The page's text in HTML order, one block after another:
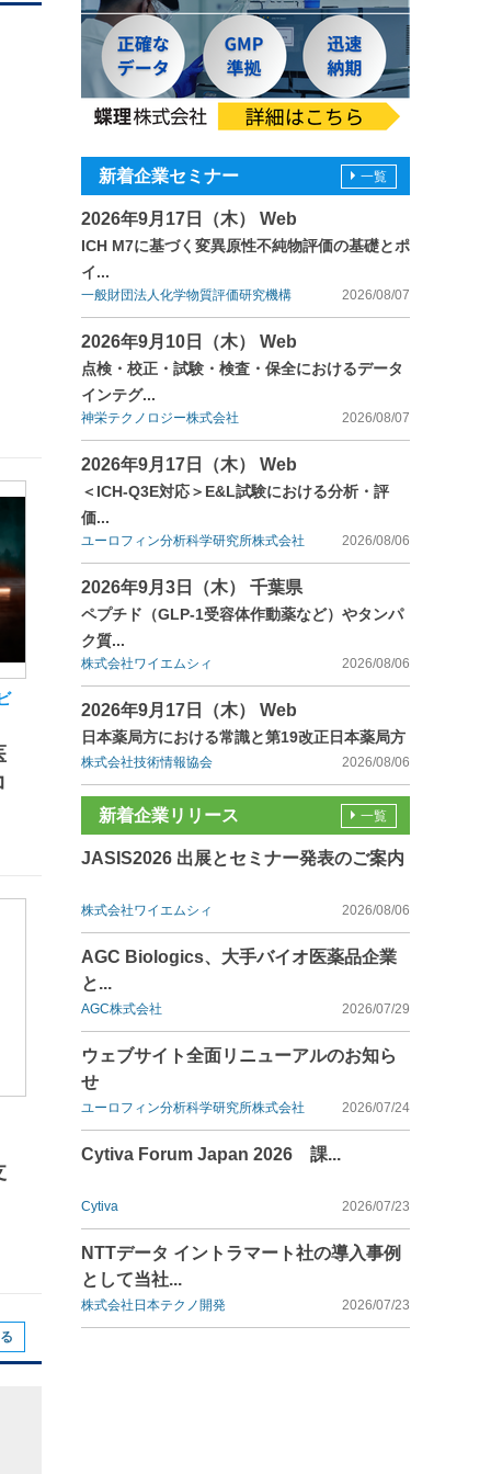
新着企業セミナー
2026年9月17日（木） Web
ICH M7に基づく変異原性不純物評価の基礎とポ
イ...
一般財団法人化学物質評価研究機構 2026/08/07
2026年9月10日（木） Web
点検・校正・試験・検査・保全におけるデータ
インテグ...
神栄テクノロジー株式会社 2026/08/07
2026年9月17日（木） Web
＜ICH-Q3E対応＞E&L試験における分析・評
価...
ユーロフィン分析科学研究所株式会社 2026/08/06
2026年9月3日（木） 千葉県
ペプチド（GLP-1受容体作動薬など）やタンパ
ク質...
株式会社ワイエムシィ 2026/08/06
2026年9月17日（木） Web
日本薬局方における常識と第19改正日本薬局方
株式会社技術情報協会 2026/08/06
一覧
新着企業リリース
JASIS2026 出展とセミナー発表のご案内
株式会社ワイエムシィ 2026/08/06
AGC Biologics、大手バイオ医薬品企業
と...
AGC株式会社 2026/07/29
ウェブサイト全面リニューアルのお知ら
せ
ユーロフィン分析科学研究所株式会社 2026/07/24
Cytiva Forum Japan 2026 課...
Cytiva 2026/07/23
NTTデータ イントラマート社の導入事例
として当社...
株式会社日本テクノ開発 2026/07/23
一覧